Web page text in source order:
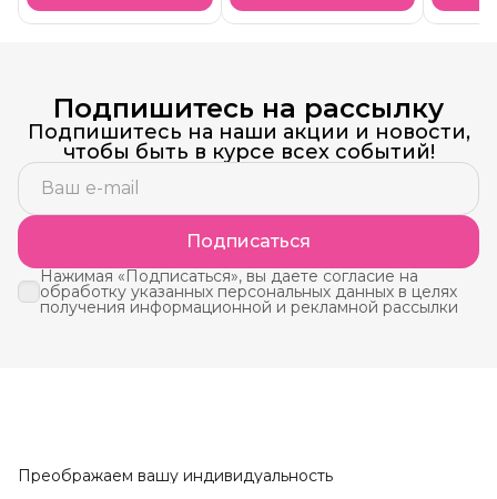
Подпишитесь на рассылку
Подпишитесь на наши акции и новости,
чтобы быть в курсе всех событий!
Подписаться
Нажимая «Подписаться», вы даете согласие на
обработку указанных персональных данных в целях
получения информационной и рекламной рассылки
Преображаем вашу индивидуальность